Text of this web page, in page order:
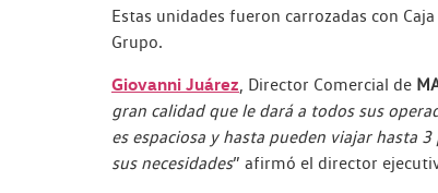
Estas unidades fueron carrozadas con
Grupo.
Giovanni Juárez, Director Comercial de
gran calidad que le dará a todos sus
es espaciosa y hasta pueden viajar hasta
sus necesidades” afirmó el director